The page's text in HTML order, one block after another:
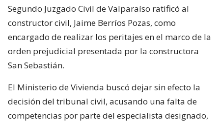
Segundo Juzgado Civil de Valparaíso ratificó al
constructor civil, Jaime Berríos Pozas, como
encargado de realizar los peritajes en el marco de la
orden prejudicial presentada por la constructora
San Sebastián.
El Ministerio de Vivienda buscó dejar sin efecto la
decisión del tribunal civil, acusando una falta de
competencias por parte del especialista designado,